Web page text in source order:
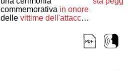
commemorativa in onore
delle vittime dell'attacco